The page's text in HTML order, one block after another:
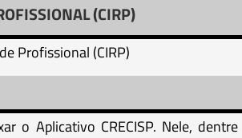
(CIRP)
Profissional (CIRP)
o Aplicativo CRECISP. Nele,